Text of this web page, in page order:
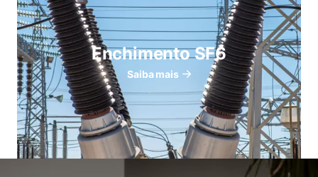
Enchimento SF6
Saiba mais